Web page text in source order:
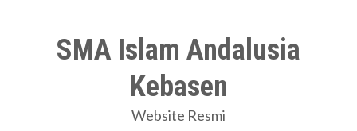
SMA Islam Andalusia
Kebasen
Website Resmi